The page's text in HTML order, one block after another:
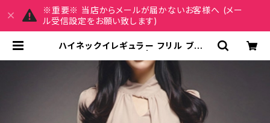
※重要※ 当店からメールが届かないお客様へ (メー
ル受信設定をお願い致します)
ハイネックイレギュラー フリル ブラウ
ディースファッション 通販